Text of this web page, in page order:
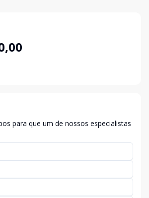
para que um de nossos especialistas